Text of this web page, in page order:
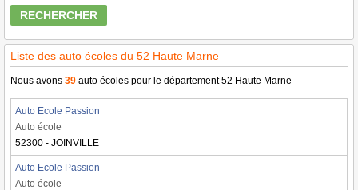
RECHERCHER
Liste des auto écoles du 52 Haute Marne
Nous avons 39 auto écoles pour le département 52 Haute Marne
Auto Ecole Passion
Auto école
52300 - JOINVILLE
Auto Ecole Passion
Auto école